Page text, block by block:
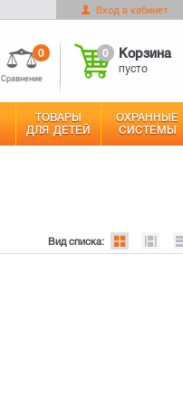
Вход в кабинет
Сравнение
0 0 Корзина
пусто
ТОВАРЫ
ДЛЯ ДЕТЕЙ
ОХРАННЫЕ
СИСТЕМЫ
Вид списка:
Оформить заказ